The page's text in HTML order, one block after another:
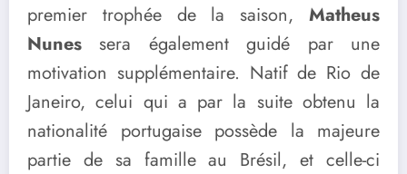
premier trophée de la saison, Matheus
Nunes sera également guidé par une
motivation supplémentaire. Natif de Rio de
Janeiro, celui qui a par la suite obtenu la
nationalité portugaise possède la majeure
partie de sa famille au Brésil, et celle-ci